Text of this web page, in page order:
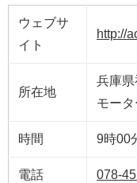
ウェブサ
イト
http://
所在地
兵庫
モータ
時間 9時00
電話 078-